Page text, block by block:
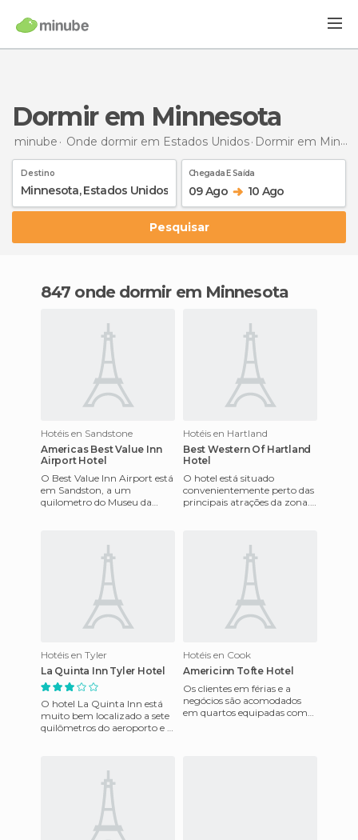
Dormir em Minnesota
minube Onde dormir em Estados Unidos Dormir em Minnesota
Destino Chegada E Saída
09 Ago 10 Ago
Pesquisar
847 onde dormir em Minnesota
Hotéis en Sandstone
Americas Best Value Inn
Airport Hotel
O Best Value Inn Airport está
em Sandston, a um
quilometro do Museu da
Hotéis en Hartland
Best Western Of Hartland
Hotel
O hotel está situado
convenientemente perto das
principais atrações da zona.
Hotéis en Tyler
La Quinta Inn Tyler Hotel
O hotel La Quinta Inn está
muito bem localizado a sete
quilômetros do aeroporto e a
Hotéis en Cook
Americinn Tofte Hotel
Os clientes em férias e a
negócios são acomodados
em quartos equipadas com